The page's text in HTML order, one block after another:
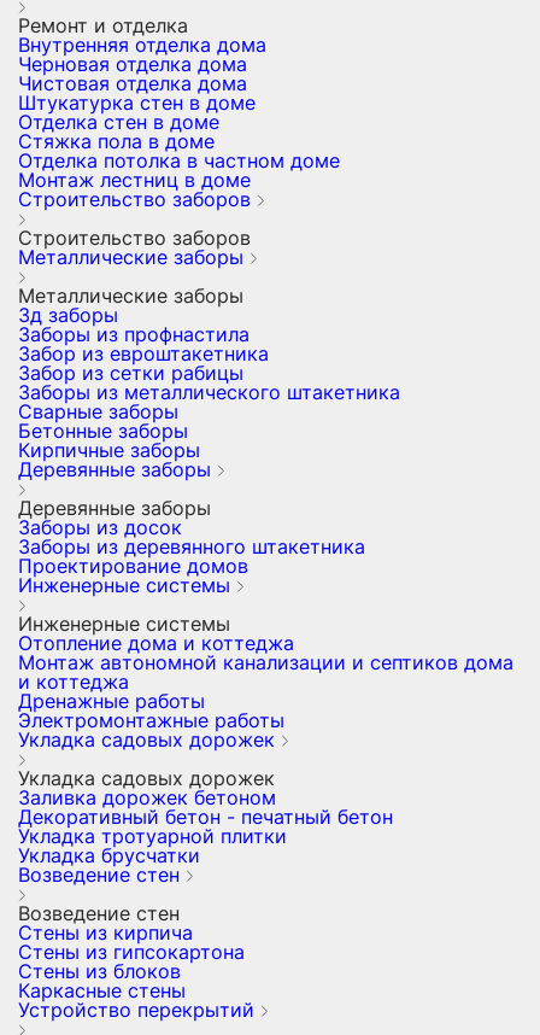
Ремонт и отделка
Внутренняя отделка дома
Черновая отделка дома
Чистовая отделка дома
Штукатурка стен в доме
Отделка стен в доме
Стяжка пола в доме
Отделка потолка в частном доме
Монтаж лестниц в доме
Строительство заборов
Строительство заборов
Металлические заборы
Металлические заборы
3д заборы
Заборы из профнастила
Забор из евроштакетника
Забор из сетки рабицы
Заборы из металлического штакетника
Сварные заборы
Бетонные заборы
Кирпичные заборы
Деревянные заборы
Деревянные заборы
Заборы из досок
Заборы из деревянного штакетника
Проектирование домов
Инженерные системы
Инженерные системы
Отопление дома и коттеджа
Монтаж автономной канализации и септиков дома
и коттеджа
Дренажные работы
Электромонтажные работы
Укладка садовых дорожек
Укладка садовых дорожек
Заливка дорожек бетоном
Декоративный бетон - печатный бетон
Укладка тротуарной плитки
Укладка брусчатки
Возведение стен
Возведение стен
Стены из кирпича
Стены из гипсокартона
Стены из блоков
Каркасные стены
Устройство перекрытий